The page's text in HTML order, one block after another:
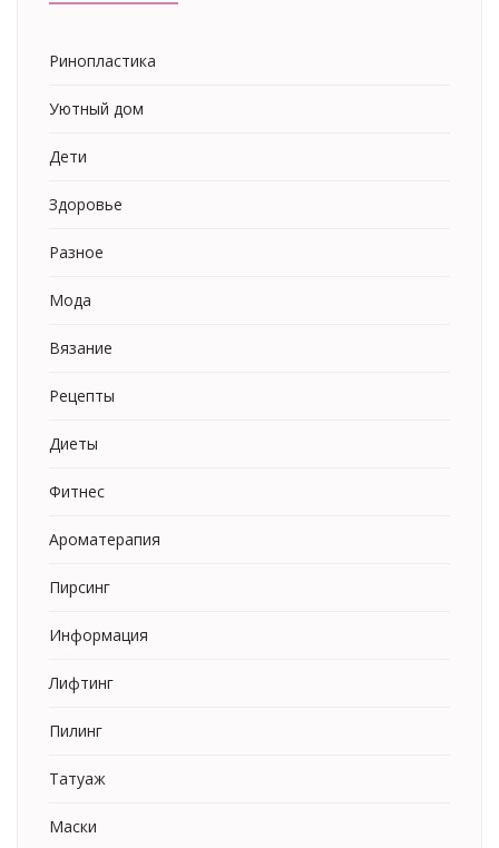
Ринопластика
Уютный дом
Дети
Здоровье
Разное
Мода
Вязание
Рецепты
Диеты
Фитнес
Ароматерапия
Пирсинг
Информация
Лифтинг
Пилинг
Татуаж
Маски